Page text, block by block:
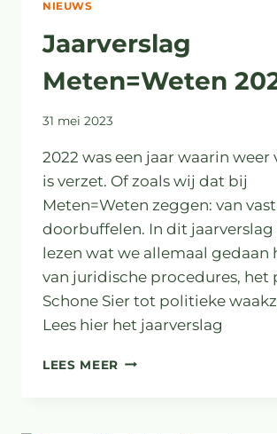
NIEUWS
Jaarverslag
Meten=Weten
31 mei 2023
2022 was een jaar waarin weer
is verzet. Of zoals wij dat bij
Meten=Weten zeggen: van
doorbuffelen. In dit jaarverslag
lezen wat we allemaal gedaan
van juridische procedures, het
Schone Sier tot politieke
Lees hier het jaarverslag
LEES MEER JAARVERSLAG